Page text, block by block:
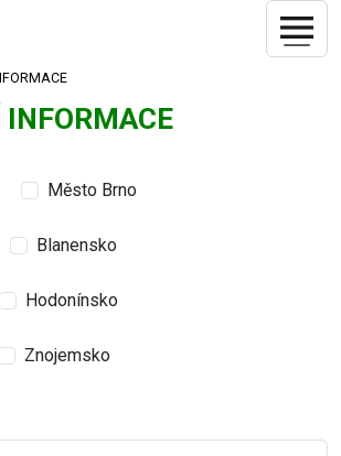
Město Brno
Blanensko
Hodonínsko
Znojemsko